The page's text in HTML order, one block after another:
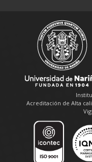
Acreditación de Alta